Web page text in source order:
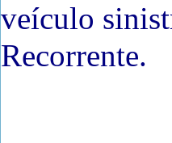
veículo
Recorrente.